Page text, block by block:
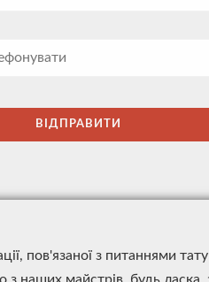
пов'язаної з питаннями